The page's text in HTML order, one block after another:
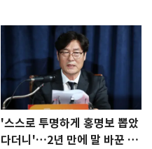
'스스로 투명하게 홍명보 뽑았
다더니'…2년 만에 말 바꾼 이